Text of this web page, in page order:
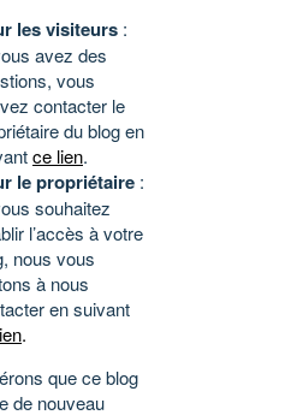
les visiteurs :
avez des
vous
contacter le
du blog en
ce lien.
le propriétaire :
souhaitez
l’accès à votre
nous vous
à nous
en suivant
.
que ce blog
de nouveau